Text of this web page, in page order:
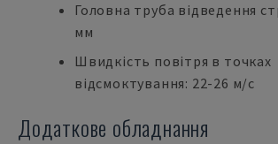
Головна труба відведення
мм
Швидкість повітря в точках
відсмоктування: 22-26 м/с
Додаткове обладнання